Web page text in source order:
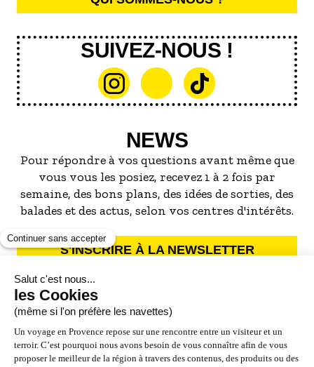
SUIVEZ-NOUS !
NEWS
Pour répondre à vos questions avant même que
vous vous les posiez, recevez 1 à 2 fois par
semaine, des bons plans, des idées de sorties, des
balades et des actus, selon vos centres d'intérêts.
S'INSCRIRE À LA NEWSLETTER
NOS PARTENAIRES